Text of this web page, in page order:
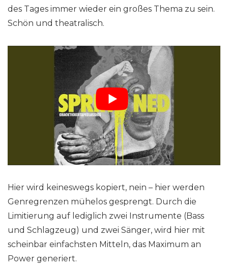
des Tages immer wieder ein großes Thema zu sein.
Schön und theatralisch.
Hier wird keineswegs kopiert, nein – hier werden
Genregrenzen mühelos gesprengt. Durch die
Limitierung auf lediglich zwei Instrumente (Bass
und Schlagzeug) und zwei Sänger, wird hier mit
scheinbar einfachsten Mitteln, das Maximum an
Power generiert.